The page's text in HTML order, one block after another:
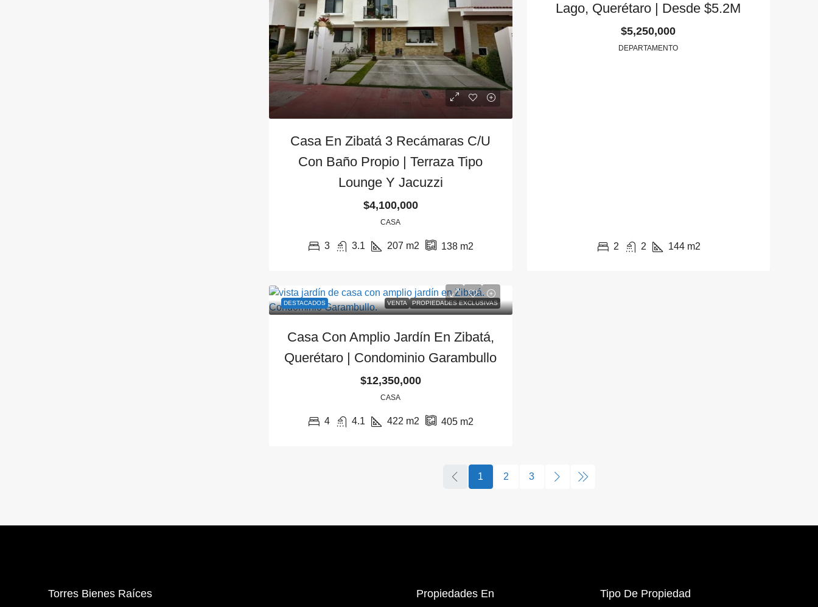
Casa En Zibatá 3 Recámaras C/u
Con Baño Propio | Terraza Tipo
Lounge Y Jacuzzi
$4,100,000
CASA
3 3.1 207 m2 138 m2
Lago, Querétaro | Desde $5.2M
$5,250,000
DEPARTAMENTO
2 2 144 m2
DESTACADOS VENTA PROPIEDADES EXCLUSIVAS
Casa Con Amplio Jardín En Zibatá,
Querétaro | Condominio Garambullo
$12,350,000
CASA
4 4.1 422 m2 405 m2
1 2 3
Torres Bienes Raíces Propiedades En Tipo De Propiedad